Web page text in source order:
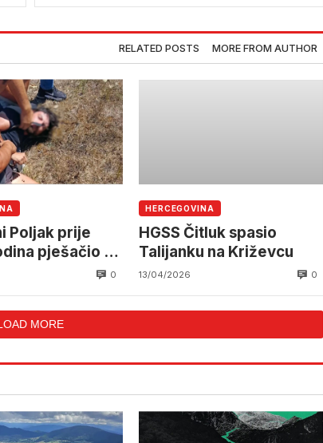
RELATED POSTS MORE FROM AUTHOR
Poljak prije
pješačio do
0
HERCEGOVINA
HGSS Čitluk spasio
Talijanku na Križevcu
13/04/2026 0
MORE